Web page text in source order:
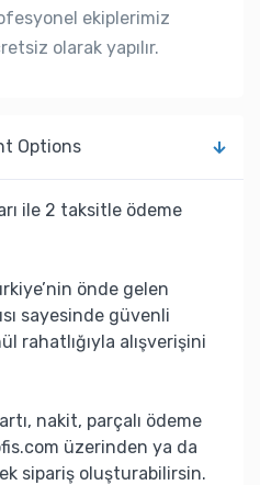
ekiplerimiz
olarak yapılır.
Options
ile 2 taksitle ödeme
önde gelen
sayesinde güvenli
rahatlığıyla alışverişini
nakit, parçalı ödeme
üzerinden ya da
sipariş oluşturabilirsin.